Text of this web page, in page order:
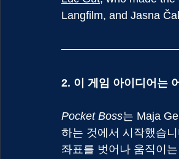
Langfilm, and Jasna
2. 이 게임 아이디어는
Pocket Boss는 Maja
하는 것에서 시작했습
좌표를 벗어나 움직이